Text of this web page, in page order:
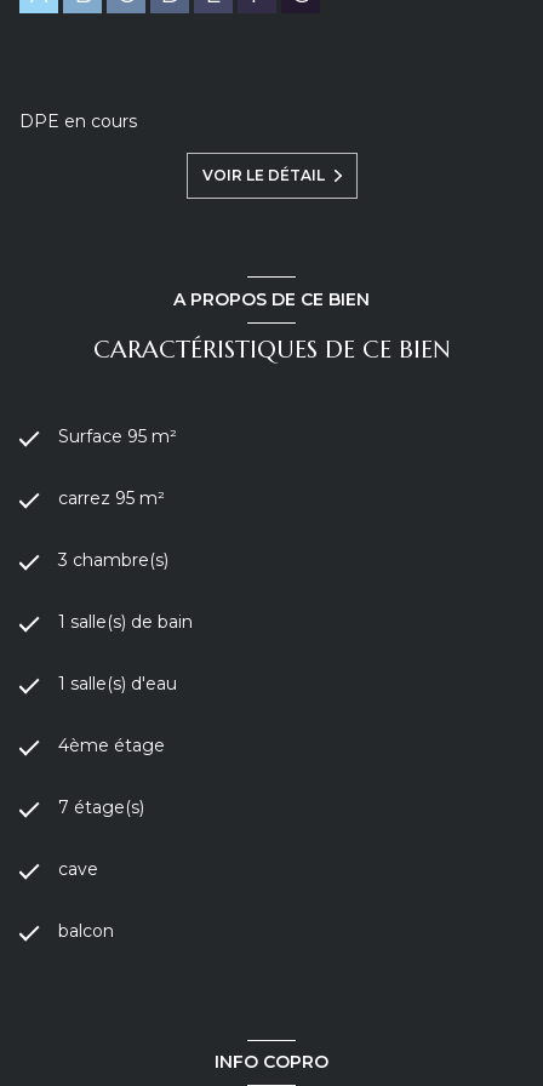
DPE en cours
VOIR LE DÉTAIL
A PROPOS DE CE BIEN
CARACTÉRISTIQUES DE CE BIEN
Surface 95 m²
carrez 95 m²
3 chambre(s)
1 salle(s) de bain
1 salle(s) d'eau
4ème étage
7 étage(s)
cave
balcon
INFO COPRO